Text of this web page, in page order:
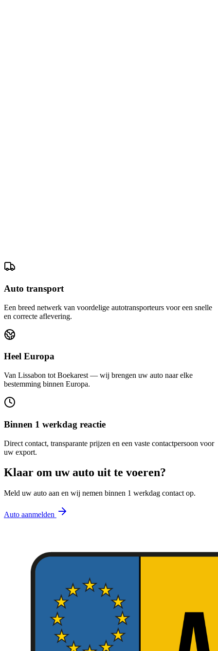
Auto transport
Een breed netwerk van voordelige autotransporteurs voor een snelle
en correcte aflevering.
Heel Europa
Van Lissabon tot Boekarest — wij brengen uw auto naar elke
bestemming binnen Europa.
Binnen 1 werkdag reactie
Direct contact, transparante prijzen en een vaste contactpersoon voor
uw export.
Klaar om uw auto uit te voeren?
Meld uw auto aan en wij nemen binnen 1 werkdag contact op.
Auto aanmelden